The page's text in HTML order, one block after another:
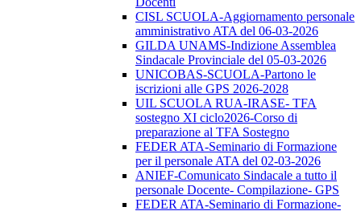
CISL SCUOLA-Aggiornamento personale
amministrativo ATA del 06-03-2026
GILDA UNAMS-Indizione Assemblea
Sindacale Provinciale del 05-03-2026
UNICOBAS-SCUOLA-Partono le
iscrizioni alle GPS 2026-2028
UIL SCUOLA RUA-IRASE- TFA
sostegno XI ciclo2026-Corso di
preparazione al TFA Sostegno
FEDER ATA-Seminario di Formazione
per il personale ATA del 02-03-2026
ANIEF-Comunicato Sindacale a tutto il
personale Docente- Compilazione- GPS
FEDER ATA-Seminario di Formazione-